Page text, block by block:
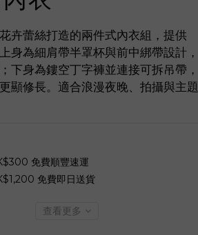
卉蕾絲打造的兩件式內衣組，提供
身為細肩帶半罩杯與前中綁帶設計，
下身為鏤空丁字褲並連接可拆吊帶，
顯修長。適合浪漫夜晚、拍攝與主題
免費順豐速運
免費即日送貨
查看更多